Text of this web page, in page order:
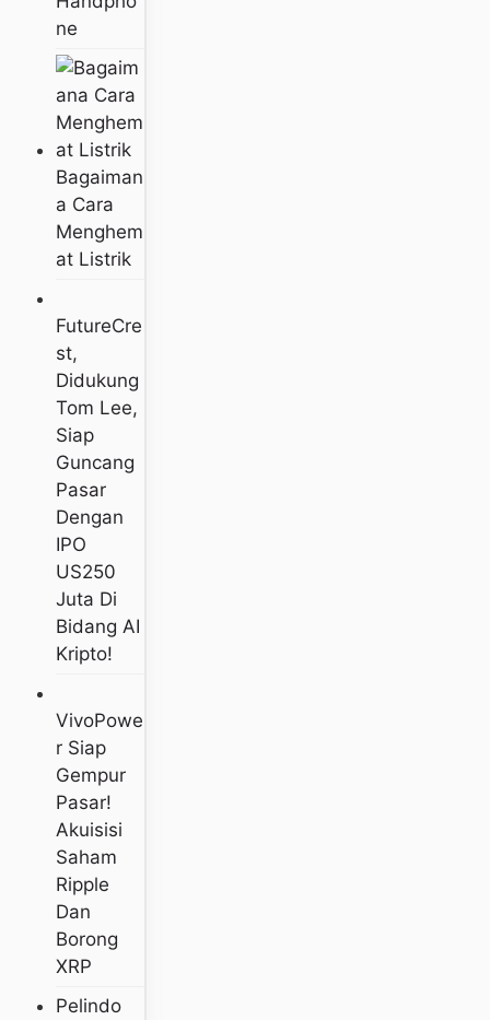
Ne
Bagaiman
A Cara
Menghem
At Listrik
FutureCre
St,
Didukung
Tom Lee,
Siap
Guncang
Pasar
Dengan
IPO
US250
Juta Di
Bidang AI
Kripto!
VivoPowe
R Siap
Gempur
Pasar!
Akuisisi
Saham
Ripple
Dan
Borong
XRP
Pelindo